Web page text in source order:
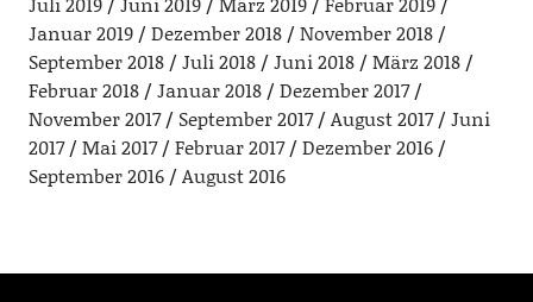
Januar 2019
Dezember 2018
November 2018
September 2018
Juli 2018 Juni 2018
März 2018
Februar 2018
Januar 2018
Dezember 2017
November 2017
September 2017 August 2017
Juni
2017
Mai 2017 Februar 2017
Dezember 2016
September 2016
August 2016